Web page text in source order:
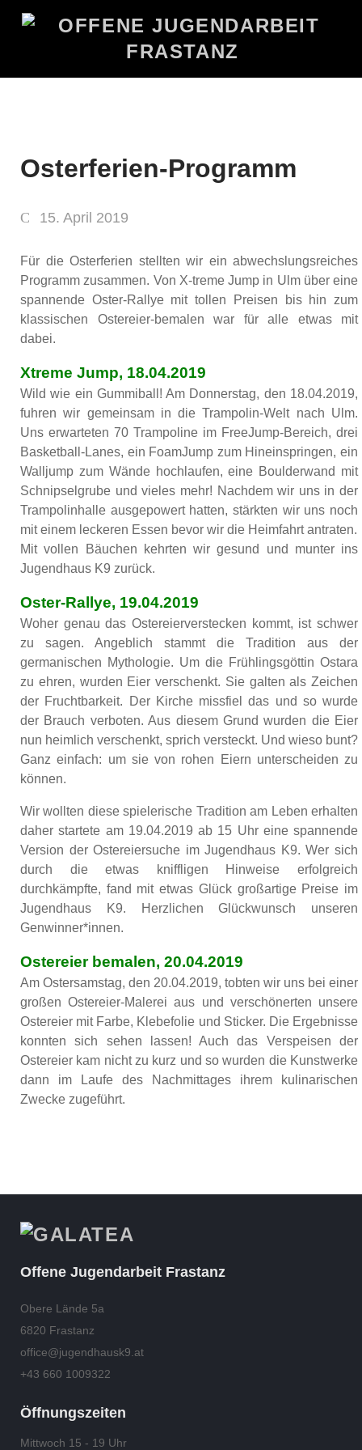
Osterferien-Programm
15. April 2019
Für die Osterferien stellten wir ein abwechslungsreiches
Programm zusammen. Von X-treme Jump in Ulm über eine
spannende Oster-Rallye mit tollen Preisen bis hin zum
klassischen Ostereier-bemalen war für alle etwas mit
dabei.
Xtreme Jump, 18.04.2019
Wild wie ein Gummiball! Am Donnerstag, den 18.04.2019,
fuhren wir gemeinsam in die Trampolin-Welt nach Ulm.
Uns erwarteten 70 Trampoline im FreeJump-Bereich, drei
Basketball-Lanes, ein FoamJump zum Hineinspringen, ein
Walljump zum Wände hochlaufen, eine Boulderwand mit
Schnipselgrube und vieles mehr! Nachdem wir uns in der
Trampolinhalle ausgepowert hatten, stärkten wir uns noch
mit einem leckeren Essen bevor wir die Heimfahrt antraten.
Mit vollen Bäuchen kehrten wir gesund und munter ins
Jugendhaus K9 zurück.
Oster-Rallye, 19.04.2019
Woher genau das Ostereierverstecken kommt, ist schwer
zu sagen. Angeblich stammt die Tradition aus der
germanischen Mythologie. Um die Frühlingsgöttin Ostara
zu ehren, wurden Eier verschenkt. Sie galten als Zeichen
der Fruchtbarkeit. Der Kirche missfiel das und so wurde
der Brauch verboten. Aus diesem Grund wurden die Eier
nun heimlich verschenkt, sprich versteckt. Und wieso bunt?
Ganz einfach: um sie von rohen Eiern unterscheiden zu
können.
Wir wollten diese spielerische Tradition am Leben erhalten
daher startete am 19.04.2019 ab 15 Uhr eine spannende
Version der Ostereiersuche im Jugendhaus K9. Wer sich
durch die etwas kniffligen Hinweise erfolgreich
durchkämpfte, fand mit etwas Glück großartige Preise im
Jugendhaus K9. Herzlichen Glückwunsch unseren
Genwinner*innen.
Ostereier bemalen, 20.04.2019
Am Ostersamstag, den 20.04.2019, tobten wir uns bei einer
großen Ostereier-Malerei aus und verschönerten unsere
Ostereier mit Farbe, Klebefolie und Sticker. Die Ergebnisse
konnten sich sehen lassen! Auch das Verspeisen der
Ostereier kam nicht zu kurz und so wurden die Kunstwerke
dann im Laufe des Nachmittages ihrem kulinarischen
Zwecke zugeführt.
Offene Jugendarbeit Frastanz
Obere Lände 5a
6820 Frastanz
office@jugendhausk9.at
+43 660 1009322
Öffnungszeiten
Mittwoch 15 - 19 Uhr